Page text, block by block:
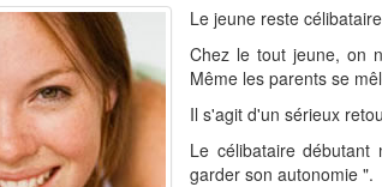
Le jeune reste
Chez le tout jeune, on
Même les parents se
Il s'agit d'un sérieux
Le célibataire
garder son autonomie ".